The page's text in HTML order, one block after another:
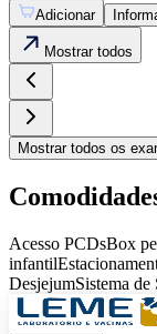
Adicionar
Mostrar todos
Mostrar todos os
Acesso PCDsBox
infantil
DesjejumSistema de